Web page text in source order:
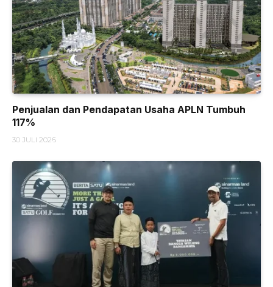
Penjualan dan Pendapatan Usaha APLN Tumbuh
117%
30 JULI 2026